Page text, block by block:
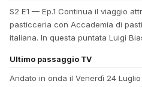
S2 E1 — Ep.1 Continua il viaggio
pasticceria con Accademia di
italiana. In questa puntata Luigi
Ultimo passaggio TV
Andato in onda il Venerdì 24